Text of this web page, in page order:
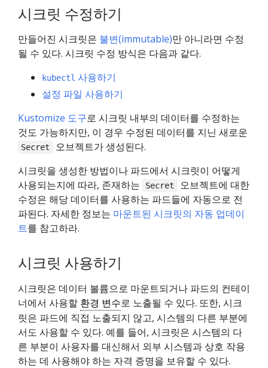
시크릿 수정하기
만들어진 시크릿은 불변(immutable)만 아니라면 수정
될 수 있다. 시크릿 수정 방식은 다음과 같다.
kubectl 사용하기
설정 파일 사용하기
Kustomize 도구로 시크릿 내부의 데이터를 수정하는
것도 가능하지만, 이 경우 수정된 데이터를 지닌 새로운
Secret
오브젝트가 생성된다.
시크릿을 생성한 방법이나 파드에서 시크릿이 어떻게
사용되는지에 따라, 존재하는
Secret
오브젝트에 대한
수정은 해당 데이터를 사용하는 파드들에 자동으로 전
파된다. 자세한 정보는 마운트된 시크릿의 자동 업데이
트를 참고하라.
시크릿 사용하기
시크릿은 데이터 볼륨으로 마운트되거나 파드의 컨테이
너에서 사용할 환경 변수로 노출될 수 있다. 또한, 시크
릿은 파드에 직접 노출되지 않고, 시스템의 다른 부분에
서도 사용할 수 있다. 예를 들어, 시크릿은 시스템의 다
른 부분이 사용자를 대신해서 외부 시스템과 상호 작용
하는 데 사용해야 하는 자격 증명을 보유할 수 있다.